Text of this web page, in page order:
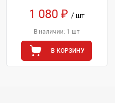
1 080 ₽ / шт
В наличии: 1 шт
В КОРЗИНУ